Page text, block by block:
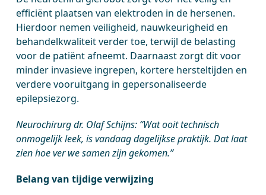
efficiënt plaatsen van elektroden in de hersenen.
Hierdoor nemen veiligheid, nauwkeurigheid en
behandelkwaliteit verder toe, terwijl de belasting
voor de patiënt afneemt. Daarnaast zorgt dit voor
minder invasieve ingrepen, kortere hersteltijden en
verdere vooruitgang in gepersonaliseerde
epilepsiezorg.
Neurochirurg dr. Olaf Schijns: “Wat ooit technisch
onmogelijk leek, is vandaag dagelijkse praktijk. Dat laat
zien hoe ver we samen zijn gekomen.”
Belang van tijdige verwijzing